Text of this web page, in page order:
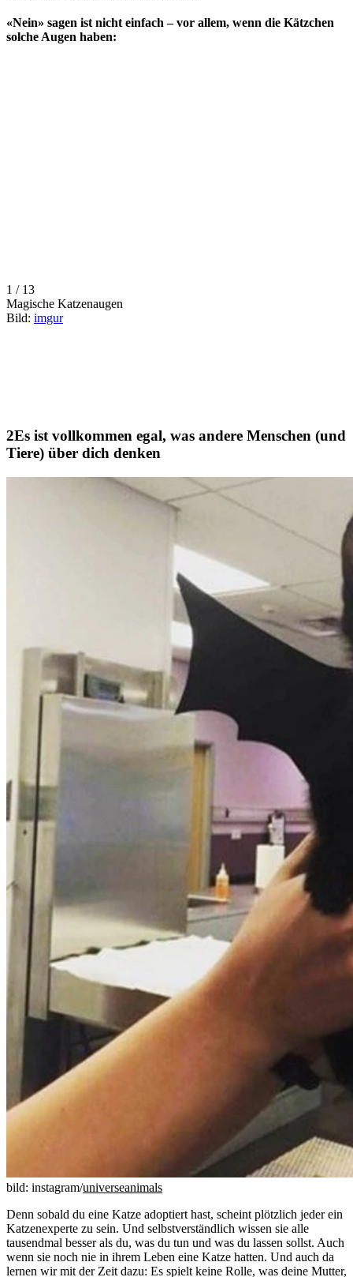
«Nein» sagen ist nicht einfach – vor allem, wenn die Kätzchen
solche Augen haben:
1 / 13
Magische Katzenaugen
Bild: imgur
Es ist vollkommen egal, was andere Menschen (und
Tiere) über dich denken
bild: instagram/universeanimals
Denn sobald du eine Katze adoptiert hast, scheint plötzlich jeder ein
Katzenexperte zu sein. Und selbstverständlich wissen sie alle
tausendmal besser als du, was du tun und was du lassen sollst. Auch
wenn sie noch nie in ihrem Leben eine Katze hatten. Und auch da
lernen wir mit der Zeit dazu: Es spielt keine Rolle, was deine Mutter,